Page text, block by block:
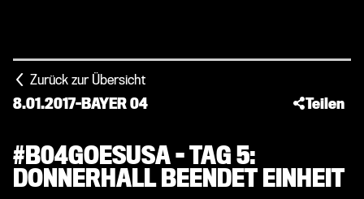
Zurück zur Übersicht
8.01.2017-BAYER 04 Teilen
#B04GOESUSA - TAG 5:
DONNERHALL BEENDET EINHEIT